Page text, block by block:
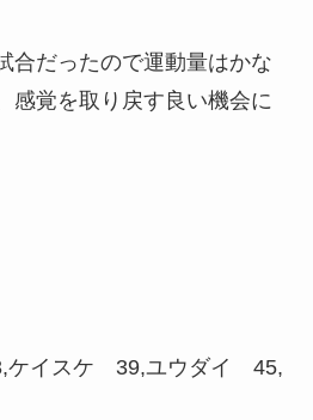
合だったので運動量はかな
感覚を取り戻す良い機会に
ケイスケ 39,ユウダイ 45,